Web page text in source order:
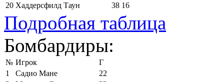
20 Хаддерсфилд Таун 38 16
Подробная таблица
Бомбардиры:
№ Игрок
Г
1
Садио Мане
22